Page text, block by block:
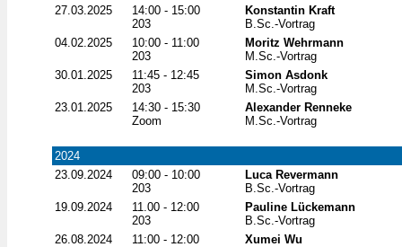
27.03.2025
14:00 - 15:00
203
Konstantin Kraft
B.Sc.-Vortrag
04.02.2025
10:00 - 11:00
203
Moritz Wehrmann
M.Sc.-Vortrag
30.01.2025
11:45 - 12:45
203
Simon Asdonk
M.Sc.-Vortrag
23.01.2025
14:30 - 15:30
Zoom
Alexander Renneke
M.Sc.-Vortrag
2024
23.09.2024
09:00 - 10:00
203
Luca Revermann
B.Sc.-Vortrag
19.09.2024
11.00 - 12:00
203
Pauline Lückemann
B.Sc.-Vortrag
26.08.2024
11:00 - 12:00
Xumei Wu